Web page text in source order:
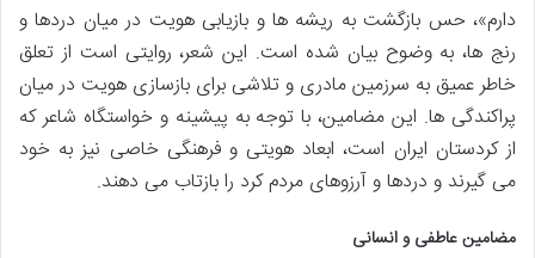
دارم»، حس بازگشت به ریشه ها و بازیابی هویت در میان دردها و
رنج ها، به وضوح بیان شده است. این شعر، روایتی است از تعلق
خاطر عمیق به سرزمین مادری و تلاشی برای بازسازی هویت در میان
پراکندگی ها. این مضامین، با توجه به پیشینه و خواستگاه شاعر که
از کردستان ایران است، ابعاد هویتی و فرهنگی خاصی نیز به خود
می گیرند و دردها و آرزوهای مردم کرد را بازتاب می دهند.
مضامین عاطفی و انسانی